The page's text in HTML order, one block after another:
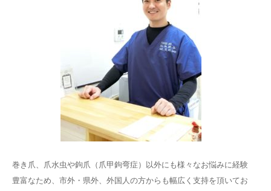
巻き爪、爪水虫や鉤爪（爪甲鉤弯症）以外にも様々なお悩みに経験
豊富なため、市外・県外、外国人の方からも幅広く支持を頂いてお